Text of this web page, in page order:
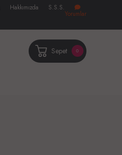
Hakkımızda S.S.S.
Yorumlar
Sepet 0